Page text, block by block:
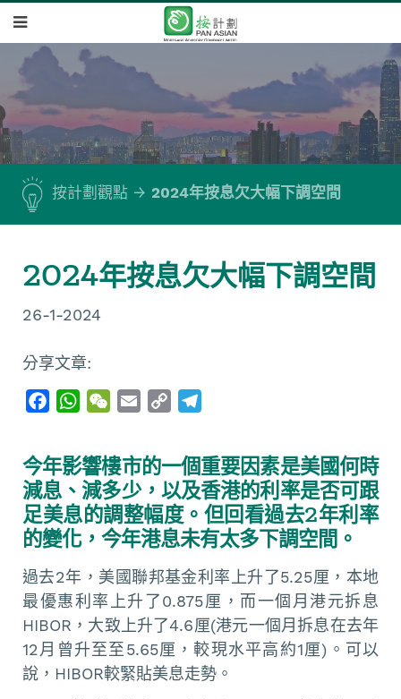
按計劃觀點 2024年按息欠大幅下調空間
2024年按息欠大幅下調空間
26-1-2024
分享文章:
e
b
o
o
W
t
s
A
p
W
h
a
t
l
y
L
i
n
e
g
r
a
今年影響樓市的一個重要因素是美國何時
減息、減多少，以及香港的利率是否可跟
足美息的調整幅度。但回看過去2年利率
的變化，今年港息未有太多下調空間。
過去2年，美國聯邦基金利率上升了5.25厘，本地
最優惠利率上升了0.875厘，而一個月港元拆息
HIBOR，大致上升了4.6厘(港元一個月拆息在去年
12月曾升至至5.65厘，較現水平高約1厘)。可以
說，HIBOR較緊貼美息走勢。